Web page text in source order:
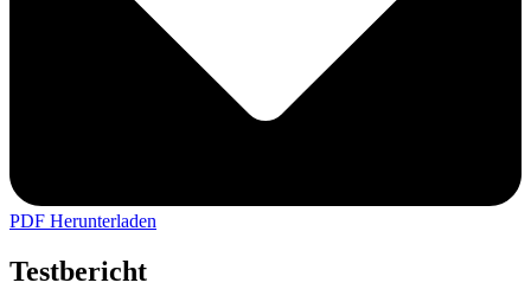
PDF Herunterladen
Testbericht